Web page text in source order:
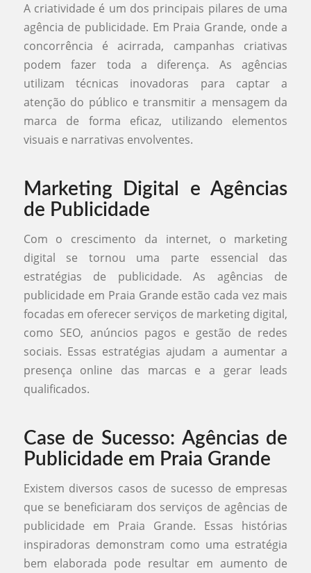
A criatividade é um dos principais pilares de uma
agência de publicidade. Em Praia Grande, onde a
concorrência é acirrada, campanhas criativas
podem fazer toda a diferença. As agências
utilizam técnicas inovadoras para captar a
atenção do público e transmitir a mensagem da
marca de forma eficaz, utilizando elementos
visuais e narrativas envolventes.
Marketing Digital e Agências
de Publicidade
Com o crescimento da internet, o marketing
digital se tornou uma parte essencial das
estratégias de publicidade. As agências de
publicidade em Praia Grande estão cada vez mais
focadas em oferecer serviços de marketing digital,
como SEO, anúncios pagos e gestão de redes
sociais. Essas estratégias ajudam a aumentar a
presença online das marcas e a gerar leads
qualificados.
Case de Sucesso: Agências de
Publicidade em Praia Grande
Existem diversos casos de sucesso de empresas
que se beneficiaram dos serviços de agências de
publicidade em Praia Grande. Essas histórias
inspiradoras demonstram como uma estratégia
bem elaborada pode resultar em aumento de